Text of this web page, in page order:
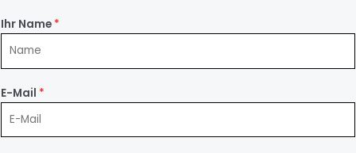
Ihr Name *
E-Mail *